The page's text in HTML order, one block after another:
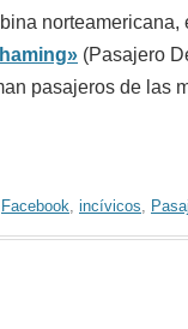
norteamericana,
(Pasajero
pasajeros de las
Facebook incívicos